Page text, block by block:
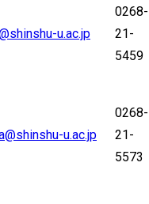
u.ac.jp
0268-
21-
5459
u.ac.jp
0268-
21-
5573